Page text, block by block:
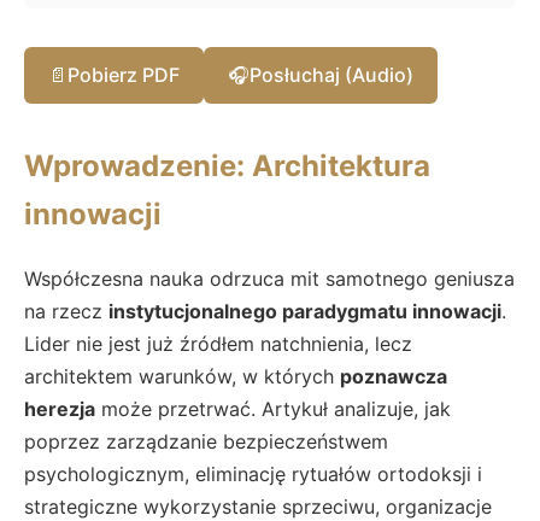
📄 Pobierz PDF 🎧Posłuchaj (Audio)
Wprowadzenie: Architektura
innowacji
Współczesna nauka odrzuca mit samotnego geniusza
na rzecz instytucjonalnego paradygmatu innowacji.
Lider nie jest już źródłem natchnienia, lecz
architektem warunków, w których poznawcza
herezja może przetrwać. Artykuł analizuje, jak
poprzez zarządzanie bezpieczeństwem
psychologicznym, eliminację rytuałów ortodoksji i
strategiczne wykorzystanie sprzeciwu, organizacje